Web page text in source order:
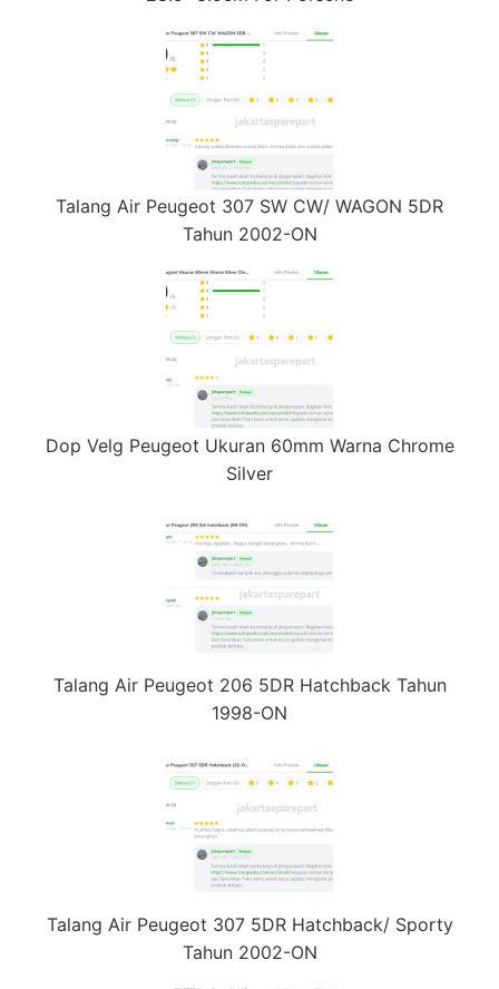
Talang Air Peugeot 307 SW CW/ WAGON 5DR
Tahun 2002-ON
Dop Velg Peugeot Ukuran 60mm Warna Chrome
Silver
Talang Air Peugeot 206 5DR Hatchback Tahun
1998-ON
Talang Air Peugeot 307 5DR Hatchback/ Sporty
Tahun 2002-ON